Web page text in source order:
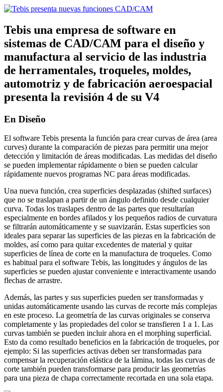
Tebis una empresa de software en
sistemas de CAD/CAM para el diseño y
manufactura al servicio de las industria
de herramentales, troqueles, moldes,
automotriz y de fabricación aeroespacial
presenta la revisión 4 de su V4
En Diseño
El software Tebis presenta la función para crear curvas de área (area
curves) durante la comparación de piezas para permitir una mejor
detección y limitación de áreas modificadas. Las medidas del diseño
se pueden implementar rápidamente o bien se pueden calcular
rápidamente nuevos programas NC para áreas modificadas.
Una nueva función, crea superficies desplazadas (shifted surfaces)
que no se traslapan a partir de un ángulo definido desde cualquier
curva. Todas los traslapes dentro de las partes que resultarían
especialmente en bordes afilados y los pequeños radios de curvatura
se filtrarán automáticamente y se suavizarán. Estas superficies son
ideales para separar las superficies de las piezas en la fabricación de
moldes, así como para quitar excedentes de material y quitar
superficies de línea de corte en la manufactura de troqueles. Como
es habitual para el software Tebis, las longitudes y ángulos de las
superficies se pueden ajustar conveniente e interactivamente usando
flechas de arrastre.
Además, las partes y sus superficies pueden ser transformadas y
unidas automáticamente usando las curvas de recorte más complejas
en este proceso. La geometría de las curvas originales se conserva
completamente y las propiedades del color se transfieren 1 a 1. Las
curvas también se pueden incluir ahora en el morphing superficial.
Esto da como resultado beneficios en la fabricación de troqueles, por
ejemplo: Si las superficies activas deben ser transformadas para
compensar la recuperación elástica de la lámina, todas las curvas de
corte también pueden transformarse para producir las geometrías
para una pieza de chapa correctamente recortada en una sola etapa.